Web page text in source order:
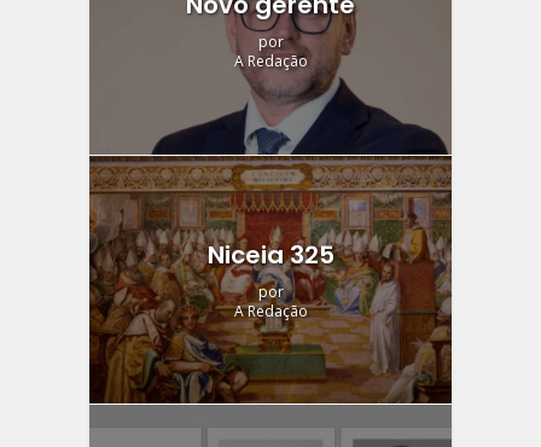
por
A Redação
Niceia 325
por
A Redação